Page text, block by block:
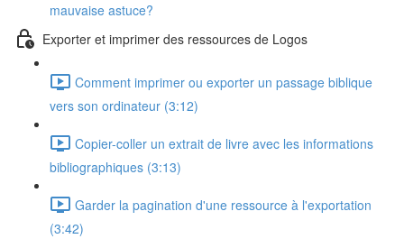
mauvaise astuce?
Exporter et imprimer des ressources de Logos
Comment imprimer ou exporter un passage biblique
vers son ordinateur (3:12)
Copier-coller un extrait de livre avec les informations
bibliographiques (3:13)
Garder la pagination d'une ressource à l'exportation
(3:42)